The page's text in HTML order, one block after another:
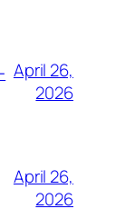
April 26,
2026
April 26,
2026